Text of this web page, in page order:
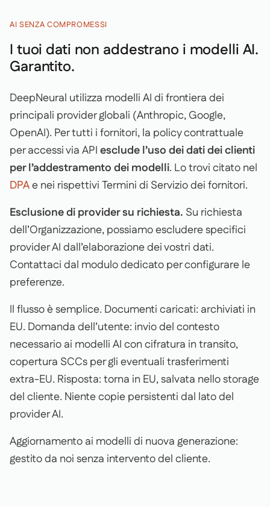
AI SENZA COMPROMESSI
I tuoi dati non addestrano i modelli AI.
Garantito.
DeepNeural utilizza modelli AI di frontiera dei
principali provider globali (Anthropic, Google,
OpenAI). Per tutti i fornitori, la policy contrattuale
per accessi via APIesclude l’uso dei dati dei clienti
per l’addestramento dei modelli. Lo trovi citato nel
DPAe nei rispettivi Termini di Servizio dei fornitori.
Esclusione di provider su richiesta. Su richiesta
dell’Organizzazione, possiamo escludere specifici
provider AI dall’elaborazione dei vostri dati.
Contattaci dal modulo dedicato per configurare le
preferenze.
Il flusso è semplice. Documenti caricati: archiviati in
EU. Domanda dell’utente: invio del contesto
necessario ai modelli AI con cifratura in transito,
copertura SCCs per gli eventuali trasferimenti
extra-EU. Risposta: torna in EU, salvata nello storage
del cliente. Niente copie persistenti dal lato del
provider AI.
Aggiornamento ai modelli di nuova generazione:
gestito da noi senza intervento del cliente.